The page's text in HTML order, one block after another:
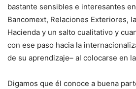
bastante sensibles e interesantes
Bancomext, Relaciones Exteriores,
Hacienda y un salto cualitativo y
con ese paso hacia la
de su aprendizaje– al colocarse en la
Digamos que él conoce a buena